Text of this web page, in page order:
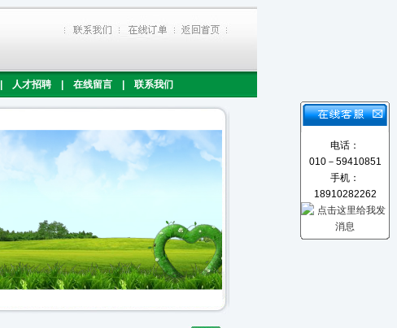
人才招聘 在线留言 联系我们
电话：
010－59410851
手机：
18910282262